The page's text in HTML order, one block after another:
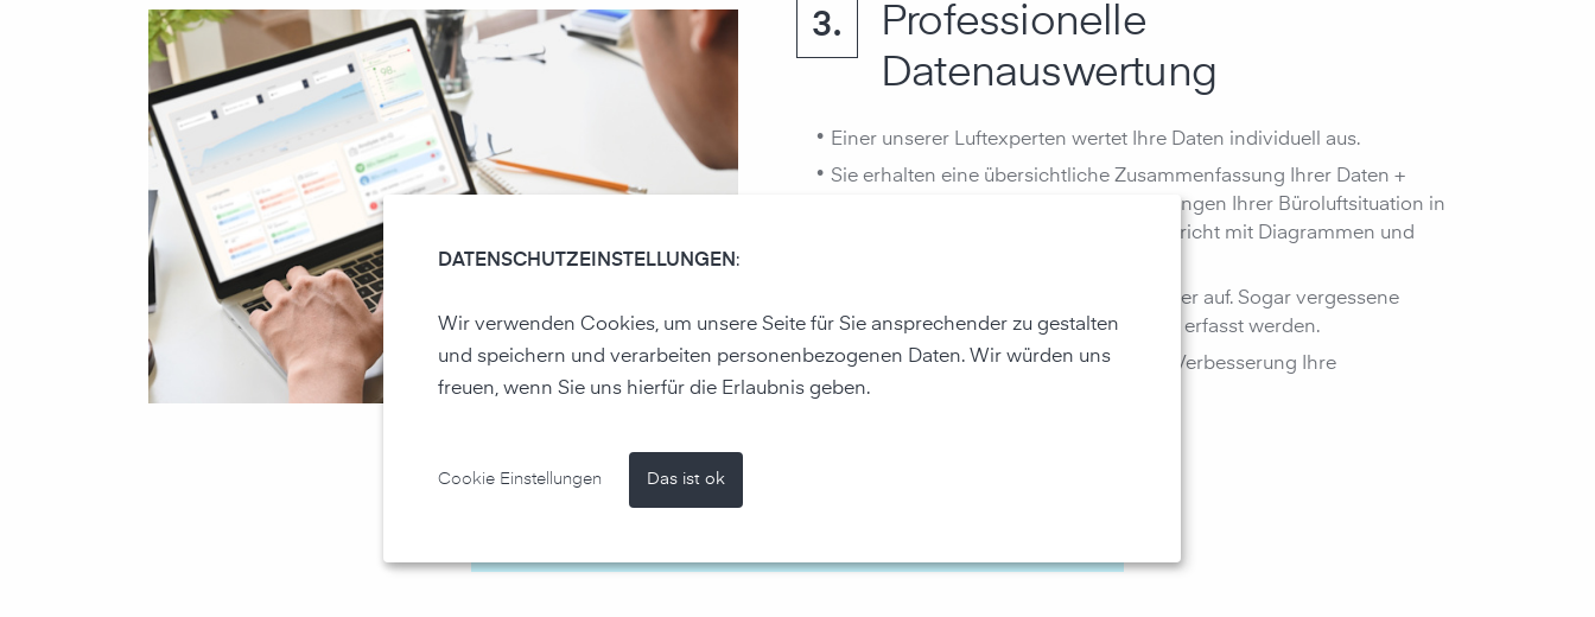
3.
Professionelle
Datenauswertung
• Einer unserer Luftexperten wertet Ihre Daten individuell aus.
• Sie erhalten eine übersichtliche Zusammenfassung Ihrer Daten +
ausführliche Erklärungen und Auswertungen Ihrer Büroluftsituation in
einem kompakten und informativen Bericht mit Diagrammen und
Decken Sie versteckte Produktivitätskiller auf. Sogar vergessene
offene Fenster oder Heizungen können erfasst werden.
• Erhalten Sie individuelle Tipps für eine Verbesserung Ihre
Büroluftsituation.
DATENSCHUTZEINSTELLUNGEN :
Wir verwenden Cookies, um unsere Seite für Sie ansprechender zu gestalten
und speichern und verarbeiten personenbezogenen Daten. Wir würden uns
freuen, wenn Sie uns hierfür die Erlaubnis geben.
Cookie Einstellungen Das ist ok